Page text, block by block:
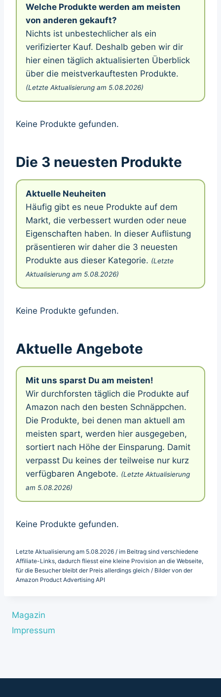
Welche Produkte werden am meisten
von anderen gekauft?
Nichts ist unbestechlicher als ein
verifizierter Kauf. Deshalb geben wir dir
hier einen täglich aktualisierten Überblick
über die meistverkauftesten Produkte.
(Letzte Aktualisierung am 5.08.2026)
Keine Produkte gefunden.
Die 3 neuesten Produkte
Aktuelle Neuheiten
Häufig gibt es neue Produkte auf dem
Markt, die verbessert wurden oder neue
Eigenschaften haben. In dieser Auflistung
präsentieren wir daher die 3 neuesten
Produkte aus dieser Kategorie. (Letzte
Aktualisierung am 5.08.2026)
Keine Produkte gefunden.
Aktuelle Angebote
Mit uns sparst Du am meisten!
Wir durchforsten täglich die Produkte auf
Amazon nach den besten Schnäppchen.
Die Produkte, bei denen man aktuell am
meisten spart, werden hier ausgegeben,
sortiert nach Höhe der Einsparung. Damit
verpasst Du keines der teilweise nur kurz
verfügbaren Angebote. (Letzte Aktualisierung
am 5.08.2026)
Keine Produkte gefunden.
Letzte Aktualisierung am 5.08.2026 / im Beitrag sind verschiedene
Affiliate-Links, dadurch fliesst eine kleine Provision an die Webseite,
für die Besucher bleibt der Preis allerdings gleich / Bilder von der
Amazon Product Advertising API
Magazin
Impressum